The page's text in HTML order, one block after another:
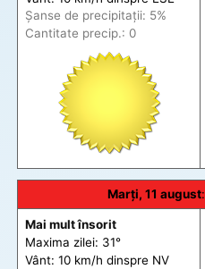
Șanse de precipitații: 5%
Cantitate precip.: 0
Marți, 11 august:
Mai mult însorit
Maxima zilei: 31°
Vânt: 10 km/h dinspre NV